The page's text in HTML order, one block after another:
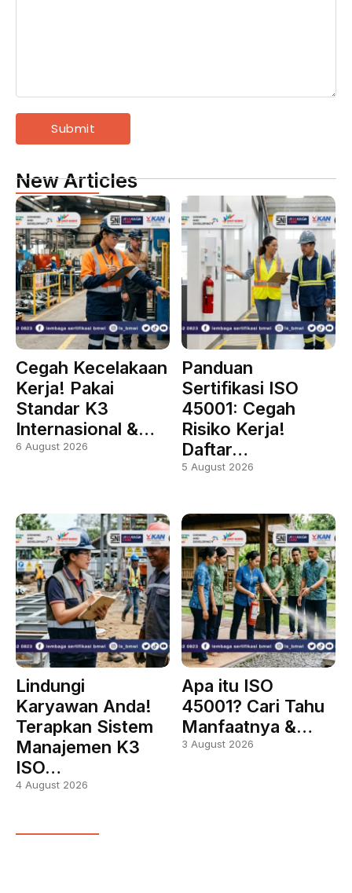
New Articles
Cegah Kecelakaan
Kerja! Pakai
Standar K3
Internasional &…
6 August 2026
Panduan
Sertifikasi ISO
45001: Cegah
Risiko Kerja!
Daftar…
5 August 2026
Lindungi
Karyawan Anda!
Terapkan Sistem
Manajemen K3
ISO…
4 August 2026
Apa itu ISO
45001? Cari Tahu
Manfaatnya &…
3 August 2026